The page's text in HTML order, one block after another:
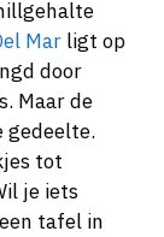
Mar ligt op
door
Maar de
gedeelte.
tot
je iets
tafel in